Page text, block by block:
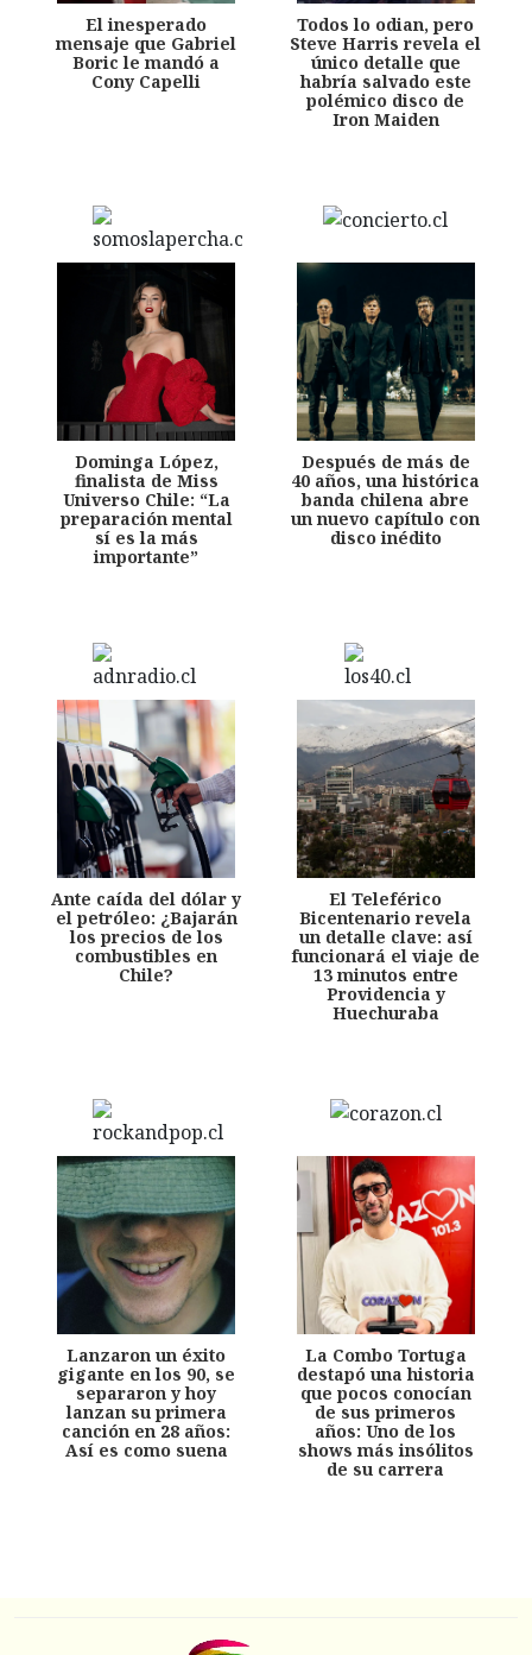
El inesperado
mensaje que Gabriel
Boric le mandó a
Cony Capelli
Todos lo odian, pero
Steve Harris revela el
único detalle que
habría salvado este
polémico disco de
Iron Maiden
Dominga López,
finalista de Miss
Universo Chile: “La
preparación mental
sí es la más
importante”
Después de más de
40 años, una histórica
banda chilena abre
un nuevo capítulo con
disco inédito
Ante caída del dólar y
el petróleo: ¿Bajarán
los precios de los
combustibles en
Chile?
El Teleférico
Bicentenario revela
un detalle clave: así
funcionará el viaje de
13 minutos entre
Providencia y
Huechuraba
Lanzaron un éxito
gigante en los 90, se
separaron y hoy
lanzan su primera
canción en 28 años:
Así es como suena
La Combo Tortuga
destapó una historia
que pocos conocían
de sus primeros
años: Uno de los
shows más insólitos
de su carrera